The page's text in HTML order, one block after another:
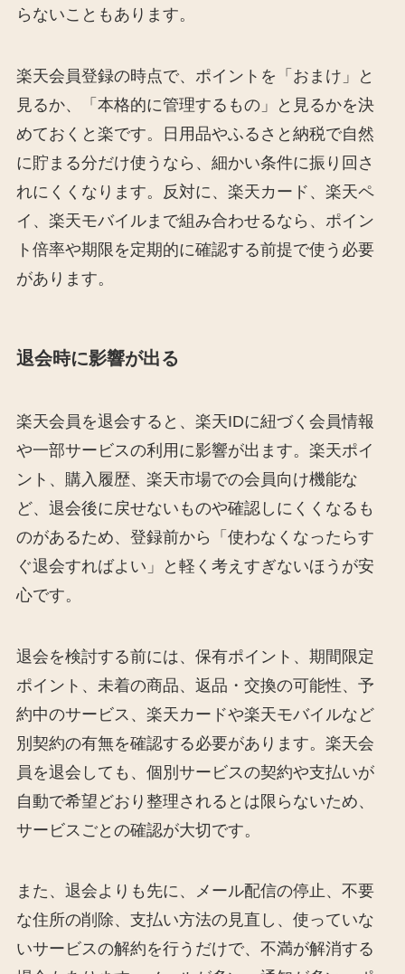
らないこともあります。
楽天会員登録の時点で、ポイントを「おまけ」と
見るか、「本格的に管理するもの」と見るかを決
めておくと楽です。日用品やふるさと納税で自然
に貯まる分だけ使うなら、細かい条件に振り回さ
れにくくなります。反対に、楽天カード、楽天ペ
イ、楽天モバイルまで組み合わせるなら、ポイン
ト倍率や期限を定期的に確認する前提で使う必要
があります。
退会時に影響が出る
楽天会員を退会すると、楽天IDに紐づく会員情報
や一部サービスの利用に影響が出ます。楽天ポイ
ント、購入履歴、楽天市場での会員向け機能な
ど、退会後に戻せないものや確認しにくくなるも
のがあるため、登録前から「使わなくなったらす
ぐ退会すればよい」と軽く考えすぎないほうが安
心です。
退会を検討する前には、保有ポイント、期間限定
ポイント、未着の商品、返品・交換の可能性、予
約中のサービス、楽天カードや楽天モバイルなど
別契約の有無を確認する必要があります。楽天会
員を退会しても、個別サービスの契約や支払いが
自動で希望どおり整理されるとは限らないため、
サービスごとの確認が大切です。
また、退会よりも先に、メール配信の停止、不要
な住所の削除、支払い方法の見直し、使っていな
いサービスの解約を行うだけで、不満が解消する